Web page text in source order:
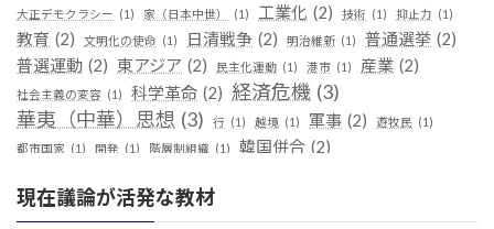
大正デモクラシー (1) 家（日本中世） (1) 工業化 (2) 技術 (1) 抑止力 (1)
教育 (2) 文明化の使命 (1) 日清戦争 (2) 明治維新 (1) 普通選挙 (2)
普選運動 (2) 東アジア (2) 民主化運動 (1) 港市 (1) 産業 (2)
社会主義の変容 (1) 科学革命 (2) 経済危機 (3)
華夷（中華）思想 (3) 行 (1) 越境 (1) 軍事 (2) 遊牧民 (1)
都市国家 (1) 開発 (1) 階層制組織 (1) 韓国併合 (2)
現在議論が活発な教材